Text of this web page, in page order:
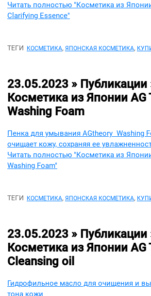
Читать полностью "Косметика из
Clarifying Essence"
ТЕГИ КОСМЕТИКА, ЯПОНСКАЯ КОСМЕТИКА,
23.05.2023 » Публикации
Косметика из Японии AG
Washing Foam
Пенка для умывания AGtheory Washing
очищает кожу, сохраняя ее
Читать полностью "Косметика из
Washing Foam"
ТЕГИ КОСМЕТИКА, ЯПОНСКАЯ КОСМЕТИКА,
23.05.2023 » Публикации
Косметика из Японии AG
Cleansing oil
Гидрофильное масло для очищения и
тона кожи